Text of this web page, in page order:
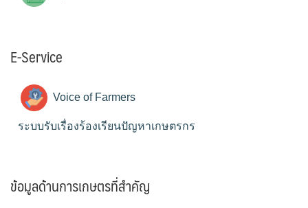
E-Service
Voice of Farmers
ระบบรับเรื่องร้องเรียนปัญหาเกษตรกร
ข้อมูลด้านการเกษตรที่สำคัญ